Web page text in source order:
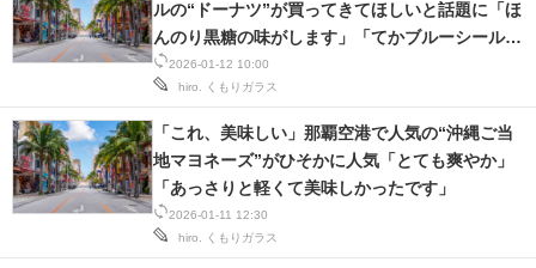
2026-01-12 10:00
hiro.
くもりガラス
ルの“ドーナツ”が買ってきてほしいと話題に「ほ
んのり黒糖の味がします」「てかブルーシールで
ドーナツ売ってるんだ」
2026-01-11 12:30
hiro.
くもりガラス
「これ、美味しい」那覇空港で人気の“沖縄ご当
地マヨネーズ”がひそかに人気「とても爽やか」
「あっさりと軽くて美味しかったです」